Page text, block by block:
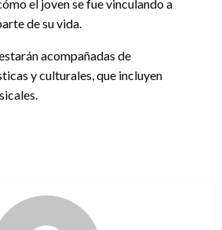
el joven se fue vinculando a
de su vida.
acompañadas de
y culturales, que incluyen